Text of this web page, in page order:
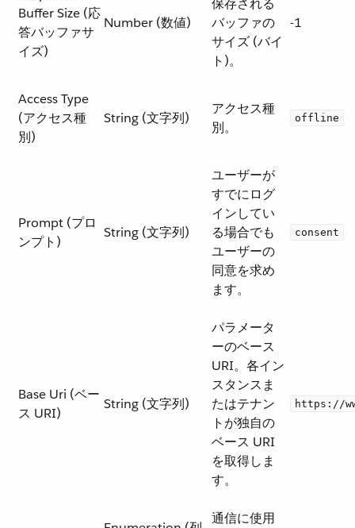
Buffer Size (応
答バッファサ
イズ)
Number (数値)
保存される
バッファの
サイズ (バイ
ト)。
-1
Access Type
(アクセス種
別)
String (文字列)
アクセス種
別。
offline
Prompt (プロ
ンプト)
String (文字列)
ユーザーが
すでにログ
インしてい
る場合でも
ユーザーの
同意を求め
ます。
consent
Base Uri (ベー
ス URI)
String (文字列)
パラメータ
ーのベース
URI。各イン
スタンスま
たはテナン
トが独自の
ベース URI
を取得しま
す。
https://
通信に使用